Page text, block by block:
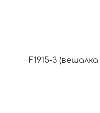
F1915-3